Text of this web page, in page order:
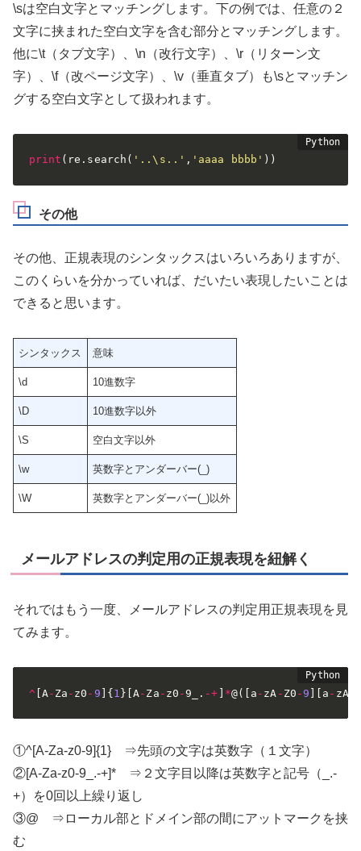
\sは空白文字とマッチングします。下の例では、任意の２
文字に挟まれた空白文字を含む部分とマッチングします。
他に\t（タブ文字）、\n（改行文字）、\r（リターン文
字）、\f（改ページ文字）、\v（垂直タブ）も\sとマッチン
グする空白文字として扱われます。
print ( re . search ( '..\s..' , 'aaaa bbbb' ) )
その他
その他、正規表現のシンタックスはいろいろありますが、
このくらいを分かっていれば、だいたい表現したいことは
できると思います。
シンタックス 意味
\d 10進数字
\D 10進数字以外
\S 空白文字以外
\w 英数字とアンダーバー(_)
\W 英数字とアンダーバー(_)以外
メールアドレスの判定用の正規表現を紐解く
それではもう一度、メールアドレスの判定用正規表現を見
てみます。
^ [A - Za - z0 - 9 ] {1 } [A - Za - z0 - 9_ . -+ ] *@( [ a - zA - Z0 -9 ] [ a - zA
①^[A-Za-z0-9]{1} ⇒先頭の文字は英数字（１文字）
②[A-Za-z0-9_.-+]* ⇒２文字目以降は英数字と記号（_.-
+）を0回以上繰り返し
③@ ⇒ローカル部とドメイン部の間にアットマークを挟
む